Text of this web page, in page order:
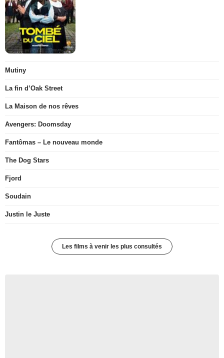
Mutiny
La fin d’Oak Street
La Maison de nos rêves
Avengers: Doomsday
Fantômas – Le nouveau monde
The Dog Stars
Fjord
Soudain
Justin le Juste
Les films à venir les plus consultés